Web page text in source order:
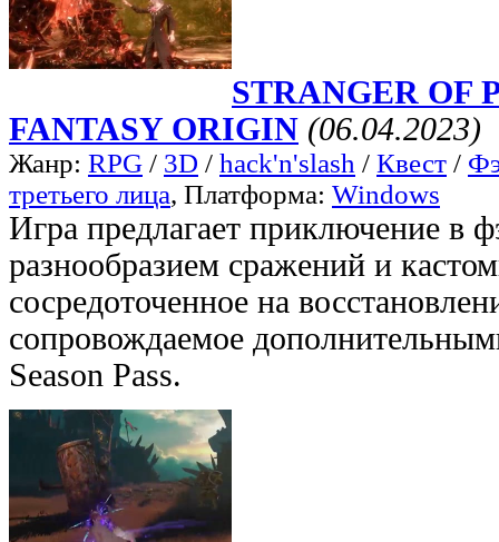
STRANGER OF
FANTASY ORIGIN (06.04.2023)
Жанр: RPG / 3D / hack'n'slash / Квест /
третьего лица, Платформа: Windows
Игра предлагает приключение в
разнообразием сражений и
сосредоточенное на
сопровождаемое
Season Pass.